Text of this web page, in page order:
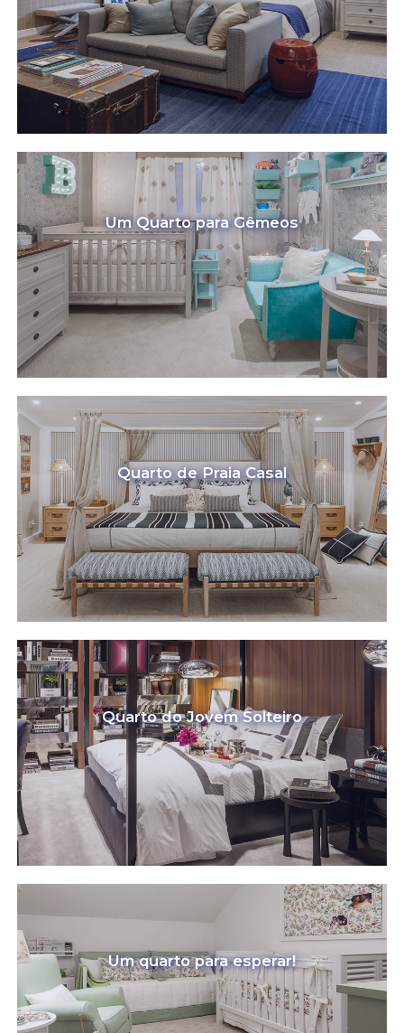
Um Quarto para Gêmeos
Quarto de Praia Casal
Quarto do Jovem Solteiro
Um quarto para esperar!